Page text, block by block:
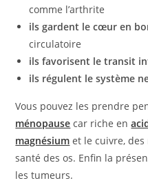
comme l’arthrite
ils gardent le cœur en
circulatoire
ils favorisent le transit
ils régulent le système
Vous pouvez les prendre
ménopause car riche en
magnésium et le cuivre,
santé des os. Enfin la
les tumeurs.